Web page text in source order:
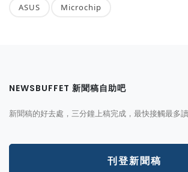
ASUS Microchip
NEWSBUFFET 新聞稿自助吧
新聞稿的好去處，三分鐘上稿完成，最快接觸最多
刊登新聞稿